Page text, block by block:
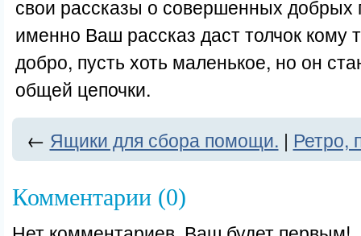
свои рассказы о совершенных добрых
именно Ваш рассказ даст толчок кому
добро, пусть хоть маленькое, но он
общей цепочки.
← Ящики для сбора помощи. | Ретро,
Комментарии (0)